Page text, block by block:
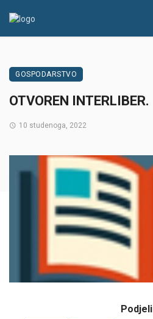
GOSPODARSTVO
OTVOREN INTERLIBER.
10 studenoga, 2022
Podjeli